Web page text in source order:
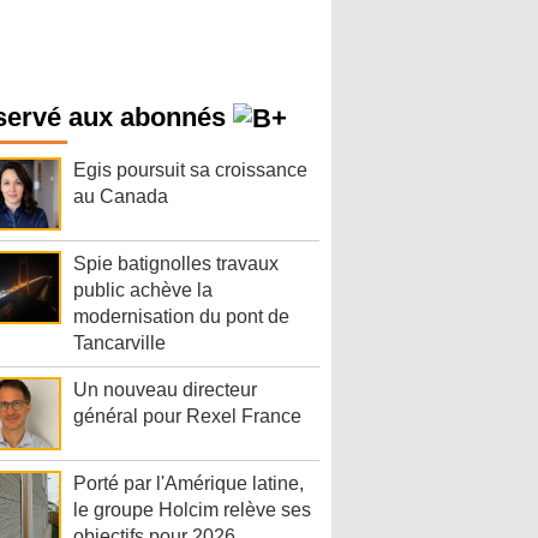
aux abonnés
Egis poursuit sa croissance
au Canada
Spie batignolles travaux
public achève la
modernisation du pont de
Tancarville
Un nouveau directeur
général pour Rexel France
Porté par l'Amérique latine,
le groupe Holcim relève ses